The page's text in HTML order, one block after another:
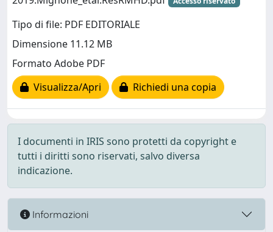
Tipo di file: PDF EDITORIALE
Dimensione 11.12 MB
Formato Adobe PDF
Visualizza/Apri
Richiedi una copia
I documenti in IRIS sono protetti da copyright e
tutti i diritti sono riservati, salvo diversa
indicazione.
Informazioni